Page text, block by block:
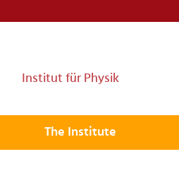
Institut für Physik
The Institute